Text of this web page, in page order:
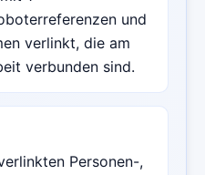
und
verlinkt, die am
verbunden sind.
Personen-,